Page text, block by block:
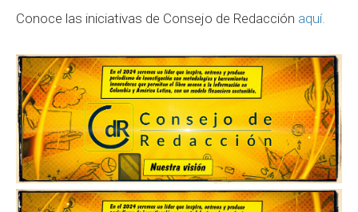
Conoce las iniciativas de Consejo de Redacción aquí.